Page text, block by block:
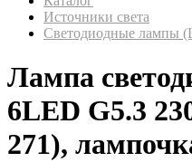
Источники света
Светодиодные лампы
Лампа
6LED G5.3
271),